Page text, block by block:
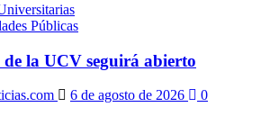
Públicas
la UCV seguirá abierto
6 de agosto de 2026 0